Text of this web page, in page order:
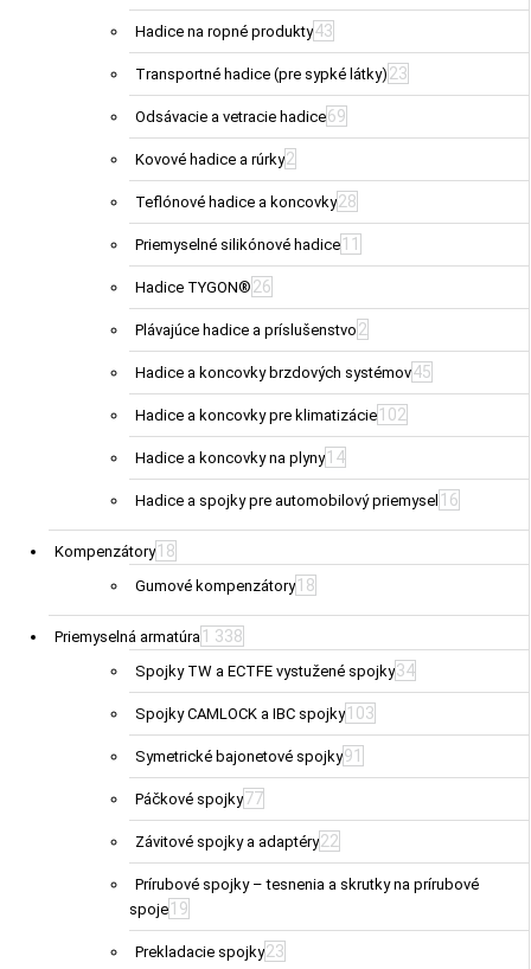
Hadice na ropné produkty43
Transportné hadice (pre sypké látky) 23
Odsávacie a vetracie hadice69
Kovové hadice a rúrky2
Teflónové hadice a koncovky28
Priemyselné silikónové hadice 11
Hadice TYGON® 26
Plávajúce hadice a príslušenstvo 2
Hadice a koncovky brzdových systémov45
Hadice a koncovky pre klimatizácie 102
Hadice a koncovky na plyny 14
Hadice a spojky pre automobilový priemysel 16
Kompenzátory 18
Gumové kompenzátory 18
Priemyselná armatúra 1 338
Spojky TW a ECTFE vystužené spojky34
Spojky CAMLOCK a IBC spojky 103
Symetrické bajonetové spojky91
Páčkové spojky77
Závitové spojky a adaptéry22
Prírubové spojky – tesnenia a skrutky na prírubové
spoje 19
Prekladacie spojky23